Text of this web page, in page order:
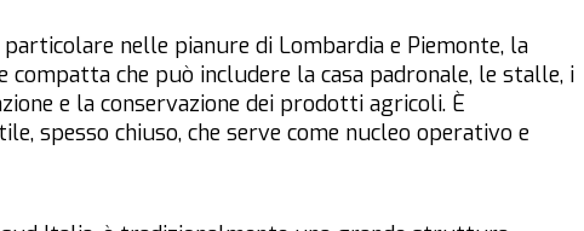
nelle pianure di Lombardia e Piemonte, la
che può includere la casa padronale, le stalle, i
e la conservazione dei prodotti agricoli. È
spesso chiuso, che serve come nucleo operativo e